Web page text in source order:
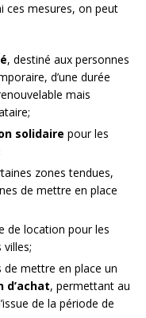
ces mesures, on peut
, destiné aux personnes
d’une durée
mais
solidaire pour les
zones tendues,
de mettre en place
de location pour les
mettre en place un
, permettant au
de la période de